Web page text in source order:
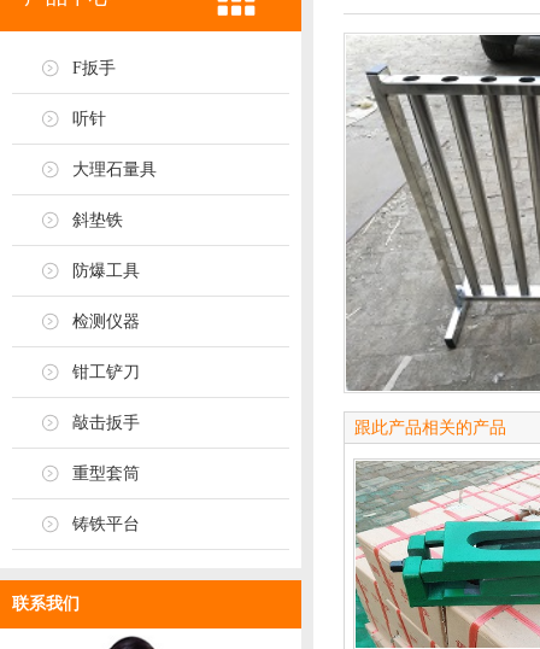
F扳手
听针
大理石量具
斜垫铁
防爆工具
检测仪器
钳工铲刀
敲击扳手
重型套筒
铸铁平台
联系我们
跟此产品相关的产品